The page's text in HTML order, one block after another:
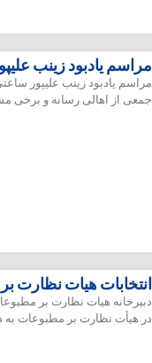
مراسم یادبود زینب
مراسم یادبود زینب علیپور
جمعی از اهالی رسانه و برخی
انتخابات هیات نظارت
دبیرخانه هیات نظارت بر
در هیأت نظارت بر مطبوعات به